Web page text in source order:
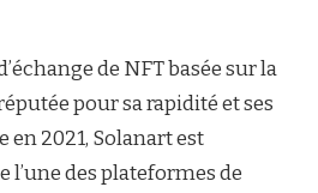
de NFT basée sur la
pour sa rapidité et ses
en 2021, Solanart est
l’une des plateformes de